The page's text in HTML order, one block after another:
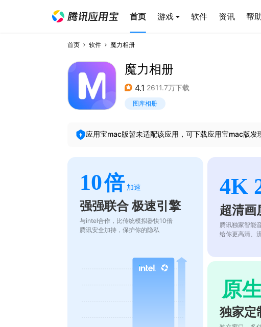
首页 游戏 软件 资讯 帮
首页 软件 魔力相册
魔力相册
4.1 2611.7万下载
图库相册
应用宝mac版暂未适配该应用，可下载应用宝mac版发
10倍 加速
强强联合 极速引擎
与intel合作，比传统模拟器快10倍
腾讯安全加持，保护你的隐私
4K
超清画
腾讯独家智能
给你更高清、
原
独家定